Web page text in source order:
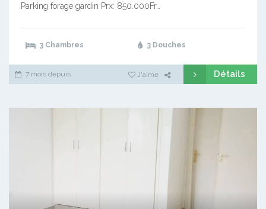
Parking forage gardin Prx: 850.000Fr…
3 Chambres 3 Douches
7 mois depuis J'aime Détails